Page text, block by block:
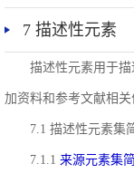
7 描述性元素
描述性元素用于
加资料和参考文献相
7.1 描述性元素集
7.1.1 来源元素集